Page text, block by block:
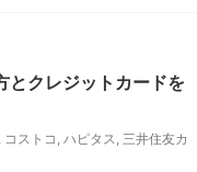
とクレジットカードを
, コストコ , ハピタス, 三井住友カ